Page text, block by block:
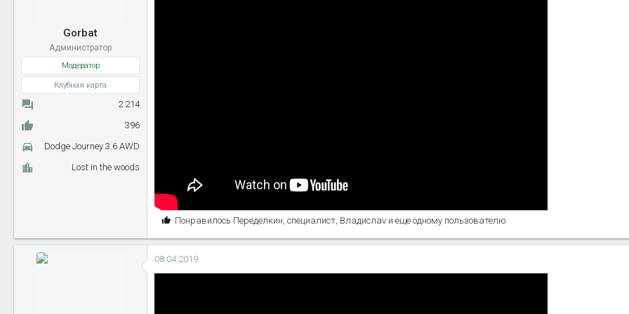
Gorbat
Администратор
Модератор
Клубная карта
2 214
396
Dodge Journey 3.6 AWD
Lost in the woods
С
м
п
а
Понравилось Переделкин, специалист, Владислаvи еще одному пользователю
08.04.2019